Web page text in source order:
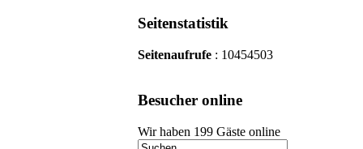
Seitenstatistik
Seitenaufrufe: 10454503
Besucher online
Wir haben 199 Gäste online